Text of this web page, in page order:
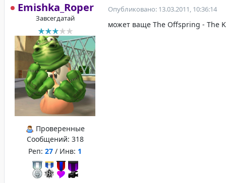
Emishka_Roper
Завсегдатай
Проверенные
Сообщений: 318
Реп: 27 / Инв: 1
Опубликовано: 13.03.2011, 10:36:14
может ваще The Offspring - The